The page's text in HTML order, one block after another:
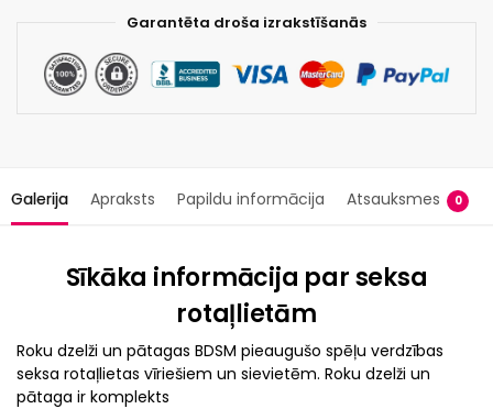
Garantēta droša izrakstīšanās
Galerija Apraksts Papildu informācija Atsauksmes 0
Sīkāka informācija par seksa
rotaļlietām
Roku dzelži un pātagas BDSM pieaugušo spēļu verdzības
seksa rotaļlietas vīriešiem un sievietēm. Roku dzelži un
pātaga ir komplekts